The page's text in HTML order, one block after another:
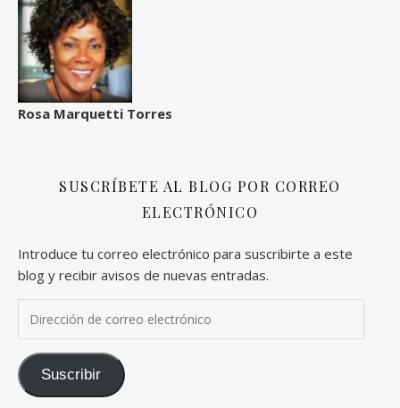
Rosa Marquetti Torres
SUSCRÍBETE AL BLOG POR CORREO
ELECTRÓNICO
Introduce tu correo electrónico para suscribirte a este
blog y recibir avisos de nuevas entradas.
Suscribir